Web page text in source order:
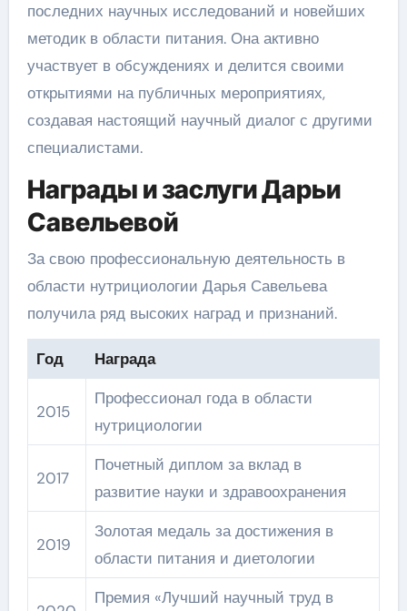
последних научных исследований и новейших
методик в области питания. Она активно
участвует в обсуждениях и делится своими
открытиями на публичных мероприятиях,
создавая настоящий научный диалог с другими
специалистами.
Награды и заслуги Дарьи
Савельевой
За свою профессиональную деятельность в
области нутрициологии Дарья Савельева
получила ряд высоких наград и признаний.
Год Награда
2015
Профессионал года в области
нутрициологии
2017
Почетный диплом за вклад в
развитие науки и здравоохранения
2019
Золотая медаль за достижения в
области питания и диетологии
Премия «Лучший научный труд в